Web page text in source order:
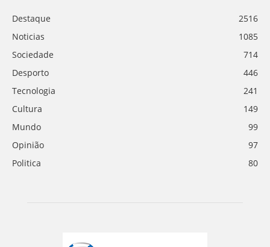
Destaque
2516
Noticias
1085
Sociedade
714
Desporto
446
Tecnologia
241
Cultura
149
Mundo
99
Opinião
97
Politica
80